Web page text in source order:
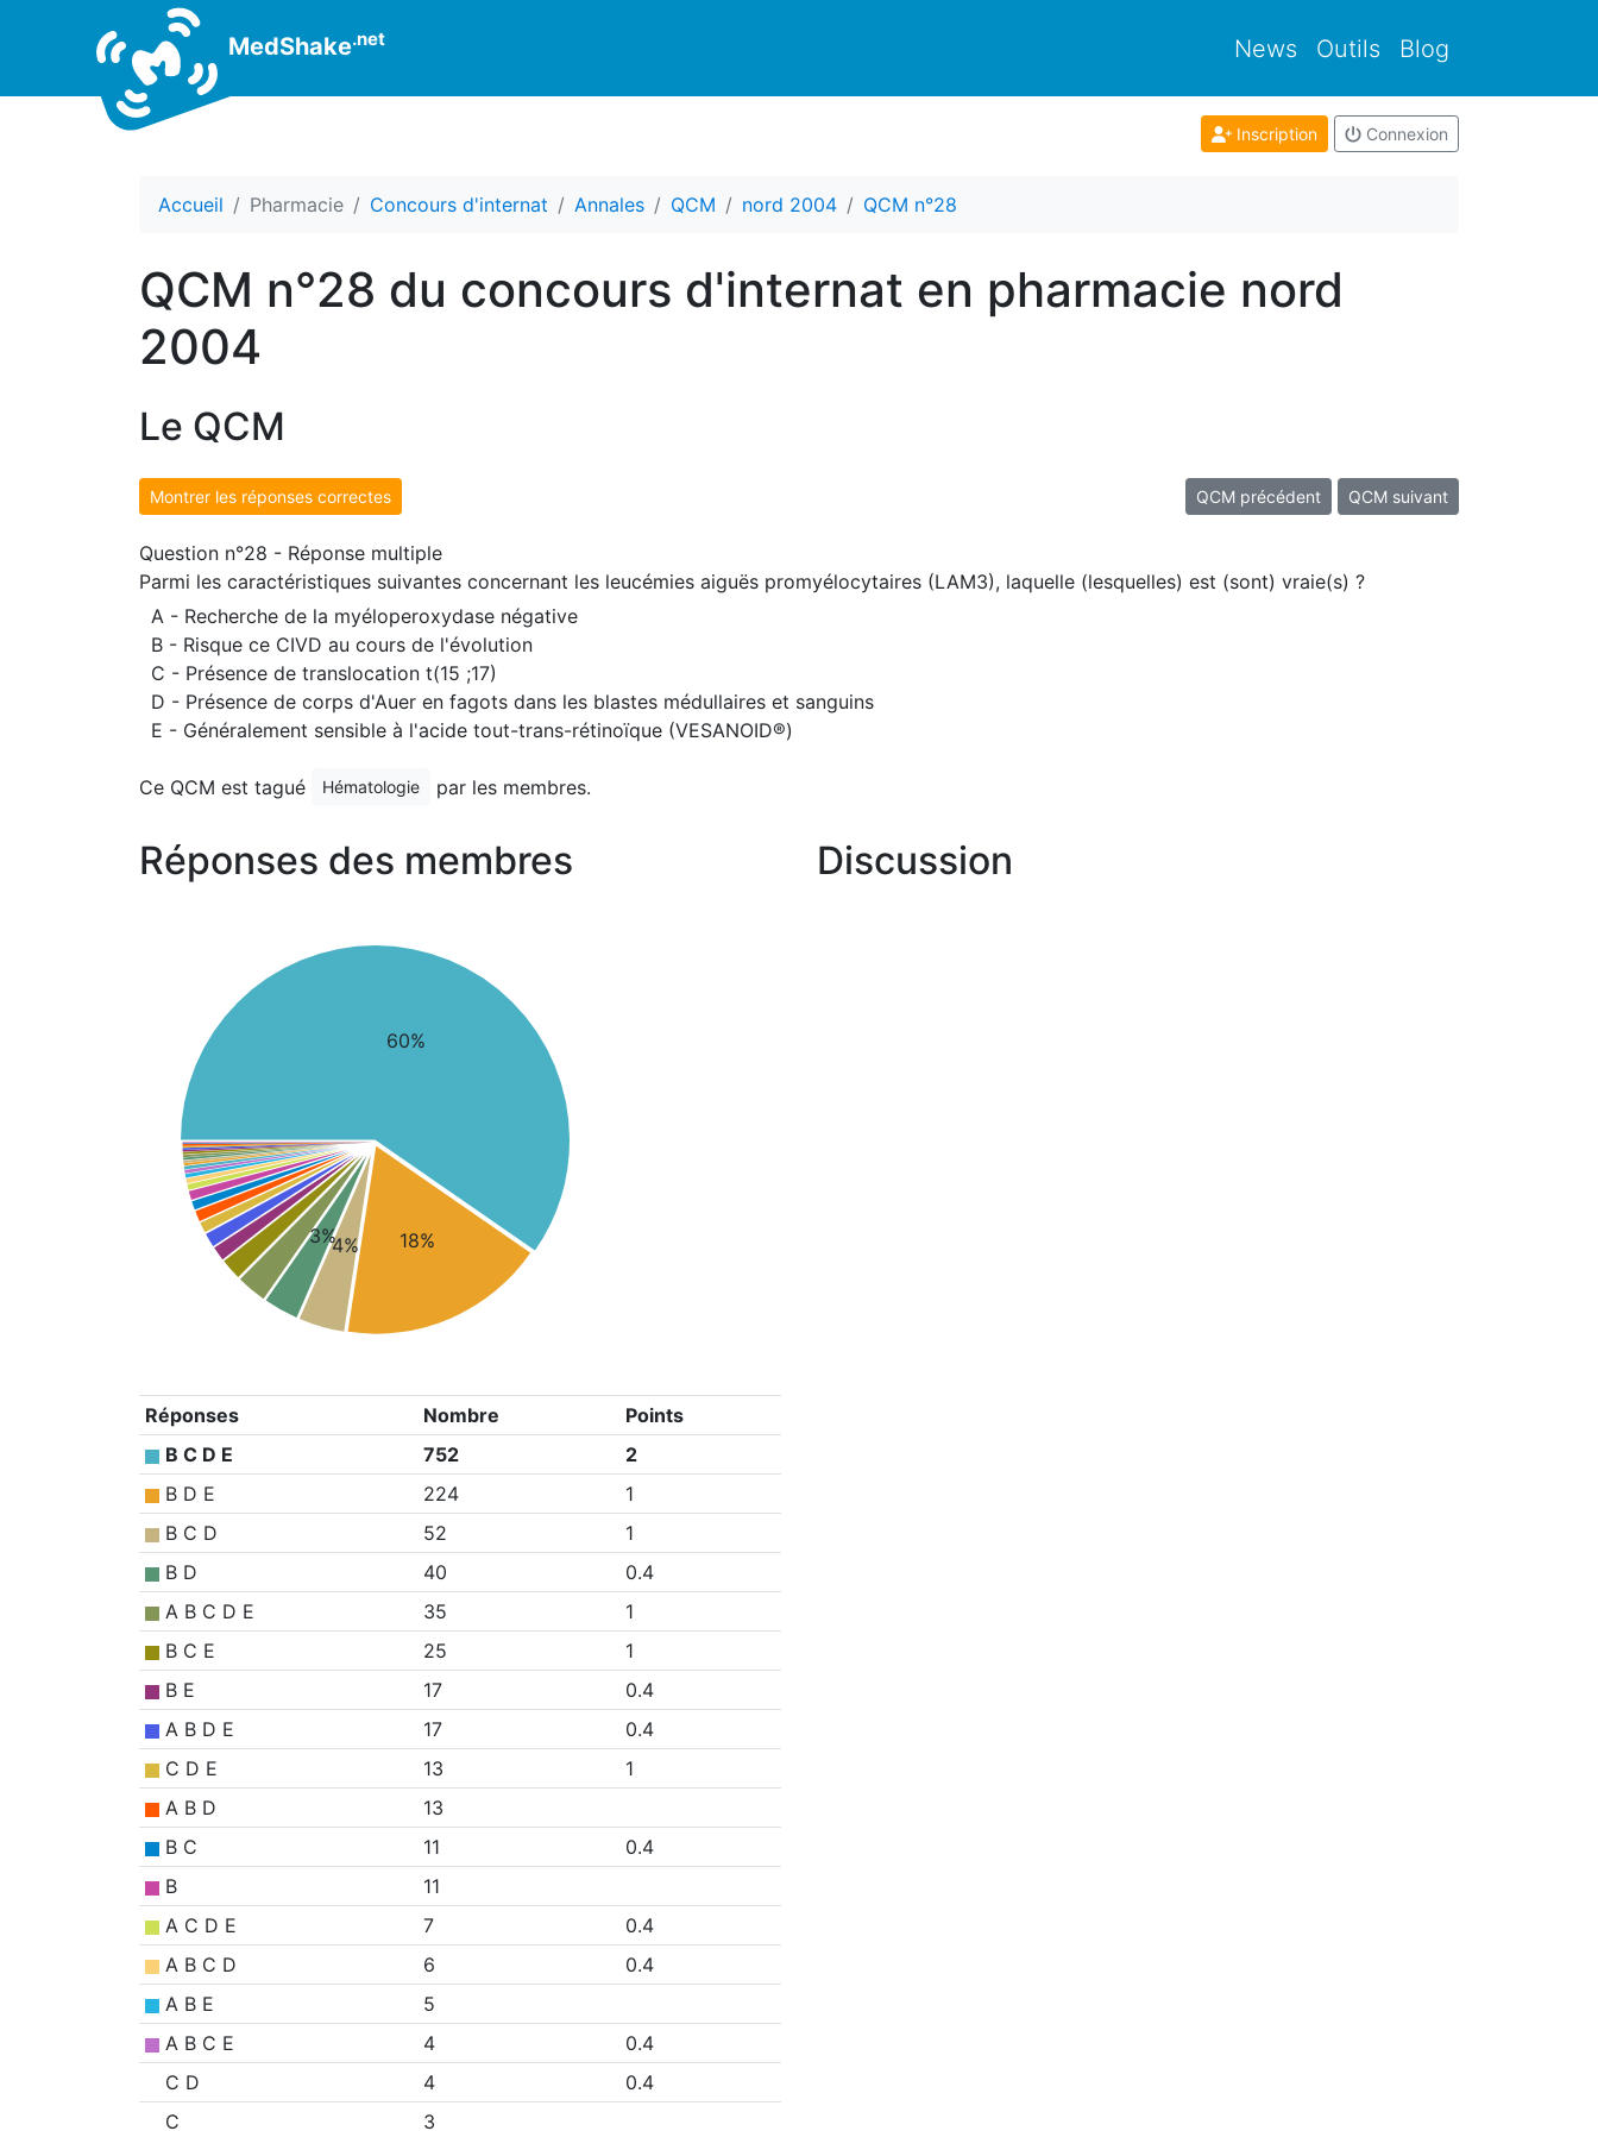
MedShake.net News Outils Blog
Inscription Connexion
Accueil Pharmacie Concours d'internat Annales QCM nord 2004 QCM n°28
QCM n°28 du concours d'internat en pharmacie nord
2004
Le QCM
Montrer les réponses correctes QCM précédent QCM suivant
Question n°28 - Réponse multiple
Parmi les caractéristiques suivantes concernant les leucémies aiguës promyélocytaires (LAM3), laquelle (lesquelles) est (sont) vraie(s) ?
A - Recherche de la myéloperoxydase négative
B - Risque ce CIVD au cours de l'évolution
C - Présence de translocation t(15 ;17)
D - Présence de corps d'Auer en fagots dans les blastes médullaires et sanguins
E - Généralement sensible à l'acide tout-trans-rétinoïque (VESANOID®)
Ce QCM est tagué Hématologie par les membres.
Réponses des membres
60%
18%
4%
3%
Réponses Nombre
Points
B C D E
752
2
B D E
224
1
B C D
52
1
B D
40
0.4
A B C D E
35
1
B C E
25
1
B E
17
0.4
A B D E
17
0.4
C D E
13
1
A B D
13
B C
11
0.4
B
11
A C D E
7
0.4
A B C D
6
0.4
A B E
5
A B C E
4
0.4
C D
4
0.4
C
3
Discussion